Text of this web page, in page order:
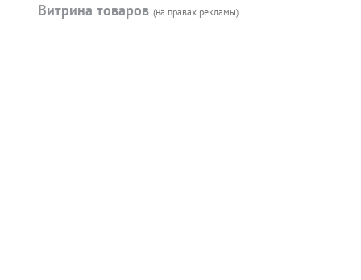
Витрина товаров (на правах рекламы)